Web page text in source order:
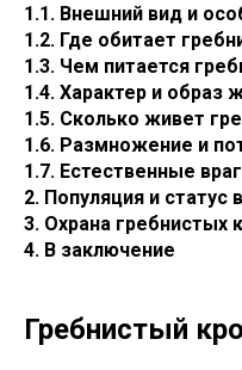
1.1. Внешний вид и
1.2. Где обитает
1.3. Чем питается
1.4. Характер и образ
1.5. Сколько живет
1.6. Размножение и
1.7. Естественные
2. Популяция и статус
3. Охрана гребнистых
4. В заключение
Гребнистый